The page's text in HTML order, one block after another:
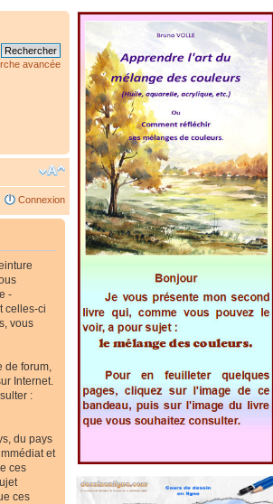
avancée
Connexion
-
celles-ci
vous
de forum,
Internet.
:
du pays
et
ces
ces